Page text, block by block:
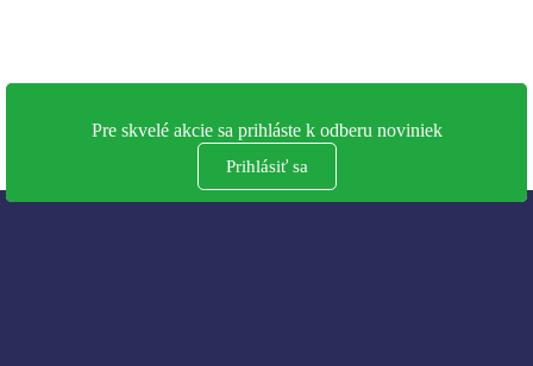
Pre skvelé akcie sa prihláste k odberu noviniek
Prihlásiť sa